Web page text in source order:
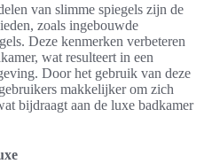
van slimme spiegels zijn de
zoals ingebouwde
Deze kenmerken verbeteren
wat resulteert in een
Door het gebruik van deze
makkelijker om zich
bijdraagt aan de luxe badkamer